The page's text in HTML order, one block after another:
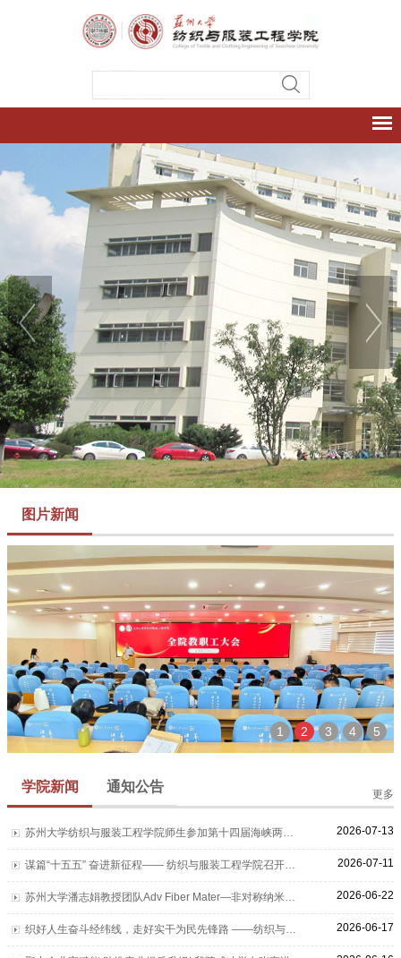
图片新闻
1 2 3 4 5
学院新闻 通知公告
2026-07-13
2026-07-11
2026-06-22
2026-06-17
更多